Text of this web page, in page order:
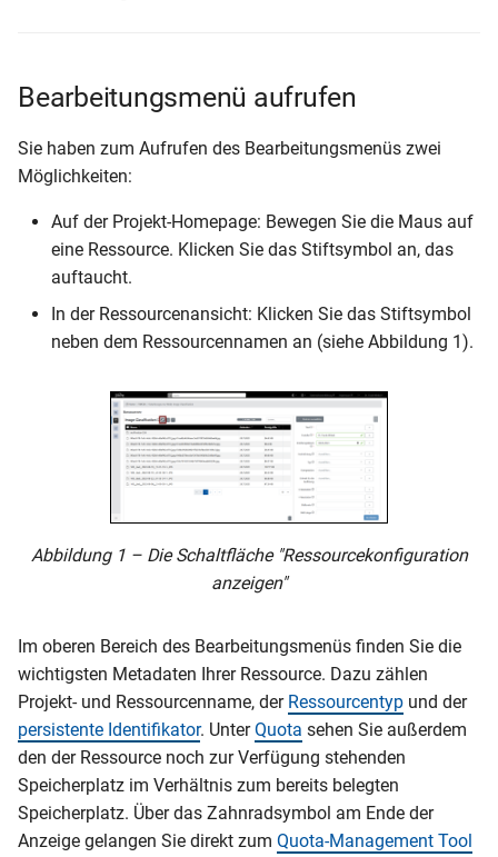
l
Bearbeitungsmenü aufrufen
Sie haben zum Aufrufen des Bearbeitungsmenüs zwei
Möglichkeiten:
Auf der Projekt-Homepage: Bewegen Sie die Maus auf
eine Ressource. Klicken Sie das Stiftsymbol an, das
auftaucht.
In der Ressourcenansicht: Klicken Sie das Stiftsymbol
neben dem Ressourcennamen an (siehe Abbildung 1).
Abbildung 1 – Die Schaltfläche "Ressourcekonfiguration
anzeigen"
Im oberen Bereich des Bearbeitungsmenüs finden Sie die
wichtigsten Metadaten Ihrer Ressource. Dazu zählen
Projekt- und Ressourcenname, der Ressourcentyp und der
persistente Identifikator. UnterQuota sehen Sie außerdem
den der Ressource noch zur Verfügung stehenden
Speicherplatz im Verhältnis zum bereits belegten
Speicherplatz. Über das Zahnradsymbol am Ende der
Anzeige gelangen Sie direkt zum Quota-Management Tool